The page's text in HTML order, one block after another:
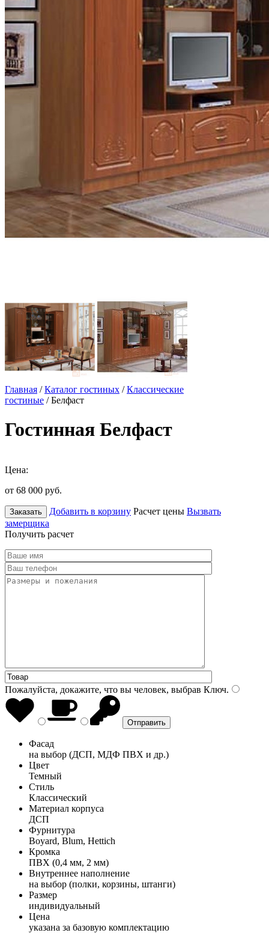
Главная /Каталог гостиных /Классические
гостиные / Белфаст
Гостинная Белфаст
Цена:
от 68 000 руб.
Заказать Добавить в корзину Расчет цены Вызвать
замерщика
Получить расчет
Пожалуйста, докажите, что вы человек, выбрав Ключ.
Фасад
на выбор (ДСП, МДФ ПВХ и др.)
Цвет
Темный
Стиль
Классический
Материал корпуса
ДСП
Фурнитура
Boyard, Blum, Hettich
Кромка
ПВХ (0,4 мм, 2 мм)
Внутреннее наполнение
на выбор (полки, корзины, штанги)
Размер
индивидуальный
Цена
указана за базовую комплектацию